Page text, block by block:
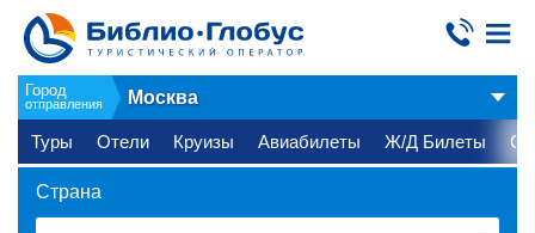
Город
отправления Москва
Туры Отели Круизы Авиабилеты Ж/Д Билеты
Страна